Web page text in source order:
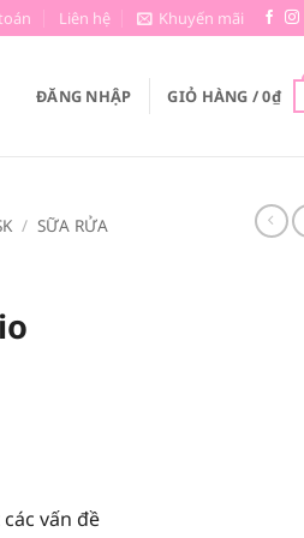
Liên hệ Khuyến mãi
ĐĂNG NHẬP GIỎ HÀNG /0₫
/ SỮA RỬA
vấn đề